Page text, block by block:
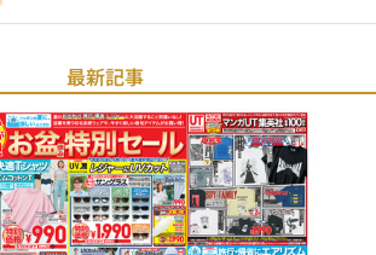
最新記事